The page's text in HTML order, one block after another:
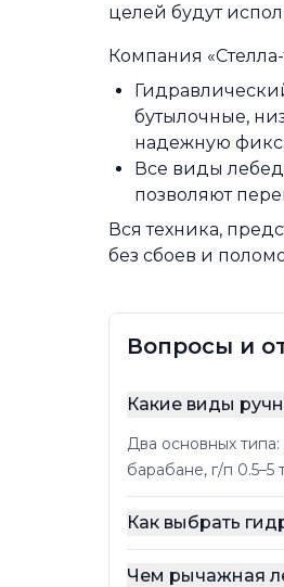
целей будут
Компания
бутылочные,
надежную
Все виды
позволяют
Вся техника,
без сбоев и
Вопросы и
Какие виды
Два основных
барабане, г/п
Как выбрать
Чем рычажная